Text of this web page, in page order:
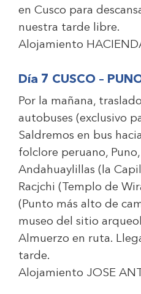
en Cusco para
nuestra tarde libre.
Alojamiento
Día 7 CUSCO –
Por la mañana,
autobuses (exclusivo
Saldremos en bus
folclore peruano,
Andahuaylillas (la
Racjchi (Templo de
(Punto más alto de
museo del sitio
Almuerzo en ruta.
tarde.
Alojamiento JOSE